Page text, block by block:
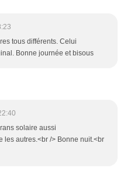
tous différents. Celui
Bonne journée et bisous
solaire aussi
les autres.<br /> Bonne nuit.<br